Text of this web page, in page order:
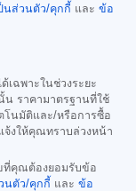
นส่วนตัว/คุกกี้ และ ข้อ
เฉพาะในช่วงระยะ
น ราคามาตรฐานที่ใช้
นมัติและ/หรือการซื้อ
จ้งให้คุณทราบล่วงหน้า
ที่คุณต้องยอมรับข้อ
นตัว/คุกกี้ และ ข้อ